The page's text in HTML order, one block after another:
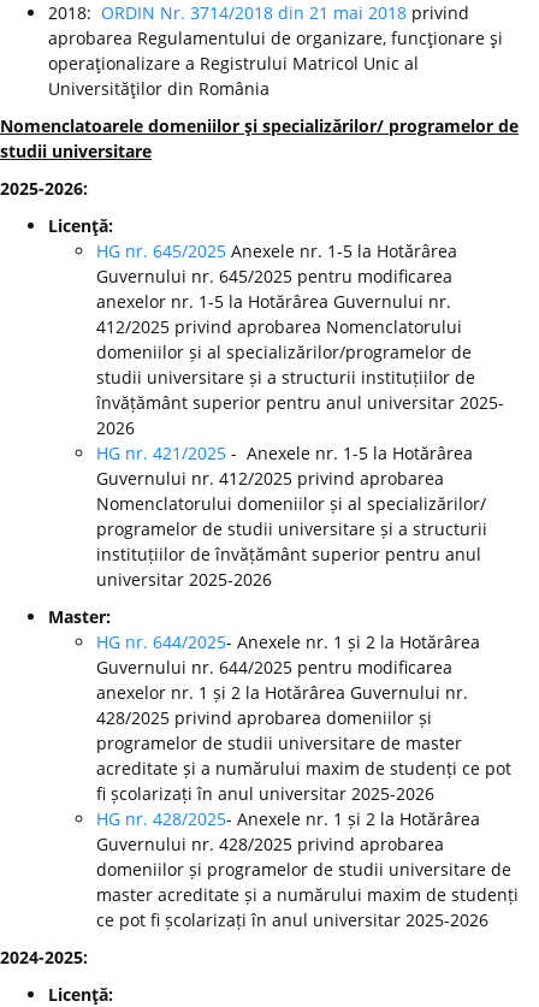
2018: ORDIN Nr. 3714/2018 din 21 mai 2018 privind
aprobarea Regulamentului de organizare, funcţionare şi
operaţionalizare a Registrului Matricol Unic al
Universităţilor din România
Nomenclatoarele domeniilor şi specializărilor/ programelor de
studii universitare
2025-2026:
Licenţă:
HG nr. 645/2025 Anexele nr. 1-5 la Hotărârea
Guvernului nr. 645/2025 pentru modificarea
anexelor nr. 1-5 la Hotărârea Guvernului nr.
412/2025 privind aprobarea Nomenclatorului
domeniilor și al specializărilor/programelor de
studii universitare și a structurii instituțiilor de
învățământ superior pentru anul universitar 2025-
2026
HG nr. 421/2025 - Anexele nr. 1-5 la Hotărârea
Guvernului nr. 412/2025 privind aprobarea
Nomenclatorului domeniilor și al specializărilor/
programelor de studii universitare și a structurii
instituțiilor de învățământ superior pentru anul
universitar 2025-2026
Master:
HG nr. 644/2025- Anexele nr. 1 și 2 la Hotărârea
Guvernului nr. 644/2025 pentru modificarea
anexelor nr. 1 și 2 la Hotărârea Guvernului nr.
428/2025 privind aprobarea domeniilor și
programelor de studii universitare de master
acreditate și a numărului maxim de studenți ce pot
fi școlarizați în anul universitar 2025-2026
HG nr. 428/2025- Anexele nr. 1 și 2 la Hotărârea
Guvernului nr. 428/2025 privind aprobarea
domeniilor și programelor de studii universitare de
master acreditate și a numărului maxim de studenți
ce pot fi școlarizați în anul universitar 2025-2026
2024-2025:
Licenţă: